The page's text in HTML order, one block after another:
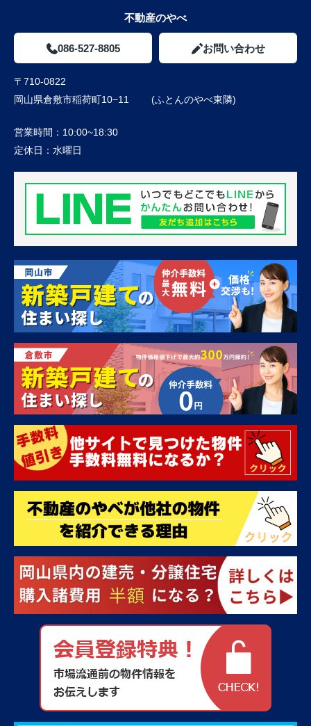
不動産のやべ
086-527-8805 お問い合わせ
〒710-0822
岡山県倉敷市稲荷町10−11 (ふとんのやべ東隣)
営業時間： 10:00~18:30
定休日： 水曜日